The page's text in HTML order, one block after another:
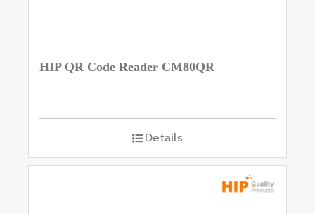
HIP QR Code Reader CM80QR
Details